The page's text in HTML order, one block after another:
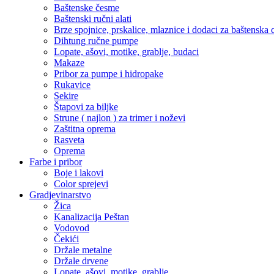
Baštenske česme
Baštenski ručni alati
Brze spojnice, prskalice, mlaznice i dodaci za baštenska
Dihtung ručne pumpe
Lopate, ašovi, motike, grablje, budaci
Makaze
Pribor za pumpe i hidropake
Rukavice
Sekire
Štapovi za biljke
Strune ( najlon ) za trimer i noževi
Zaštitna oprema
Rasveta
Oprema
Farbe i pribor
Boje i lakovi
Color sprejevi
Gradjevinarstvo
Žica
Kanalizacija Peštan
Vodovod
Čekići
Držale metalne
Držale drvene
Lopate, ašovi, motike, grablje,